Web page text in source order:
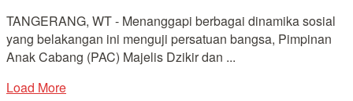
TANGERANG, WT - Menanggapi berbagai dinamika sosial
yang belakangan ini menguji persatuan bangsa, Pimpinan
Anak Cabang (PAC) Majelis Dzikir dan ...
Load More